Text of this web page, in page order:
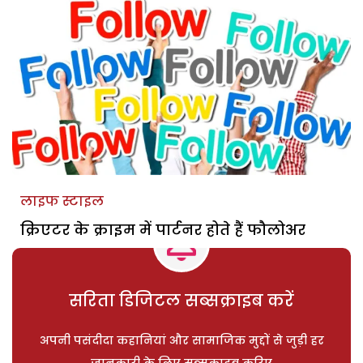
लाइफ स्टाइल
क्रिएटर के क्राइम में पार्टनर होते हैं फौलोअर
सरिता डिजिटल सब्सक्राइब करें
अपनी पसंदीदा कहानियां और सामाजिक मुद्दों से जुड़ी हर